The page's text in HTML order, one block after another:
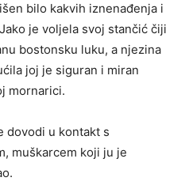
bilo kakvih iznenađenja i
je voljela svoj stančić čiji
bostonsku luku, a njezina
joj je siguran i miran
mornarici.
dovodi u kontakt s
muškarcem koji ju je